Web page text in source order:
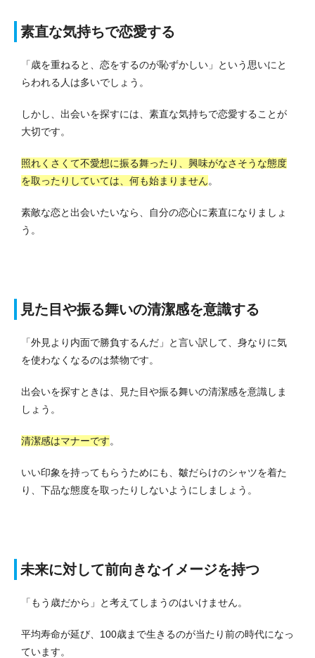
素直な気持ちで恋愛する
「歳を重ねると、恋をするのが恥ずかしい」という思いにと
らわれる人は多いでしょう。
しかし、出会いを探すには、素直な気持ちで恋愛することが
大切です。
照れくさくて不愛想に振る舞ったり、興味がなさそうな態度
を取ったりしていては、何も始まりません。
素敵な恋と出会いたいなら、自分の恋心に素直になりましょ
う。
見た目や振る舞いの清潔感を意識する
「外見より内面で勝負するんだ」と言い訳して、身なりに気
を使わなくなるのは禁物です。
出会いを探すときは、見た目や振る舞いの清潔感を意識しま
しょう。
清潔感はマナーです。
いい印象を持ってもらうためにも、皺だらけのシャツを着た
り、下品な態度を取ったりしないようにしましょう。
未来に対して前向きなイメージを持つ
「もう歳だから」と考えてしまうのはいけません。
平均寿命が延び、100歳まで生きるのが当たり前の時代になっ
ています。